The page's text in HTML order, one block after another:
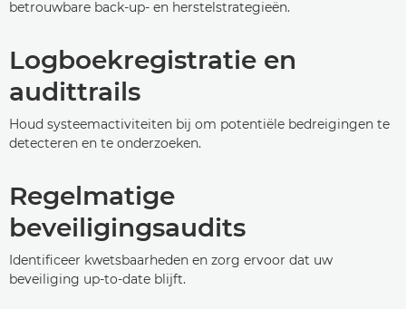
betrouwbare back-up- en herstelstrategieën.
Logboekregistratie en
audittrails
Houd systeemactiviteiten bij om potentiële bedreigingen te
detecteren en te onderzoeken.
Regelmatige
beveiligingsaudits
Identificeer kwetsbaarheden en zorg ervoor dat uw
beveiliging up-to-date blijft.